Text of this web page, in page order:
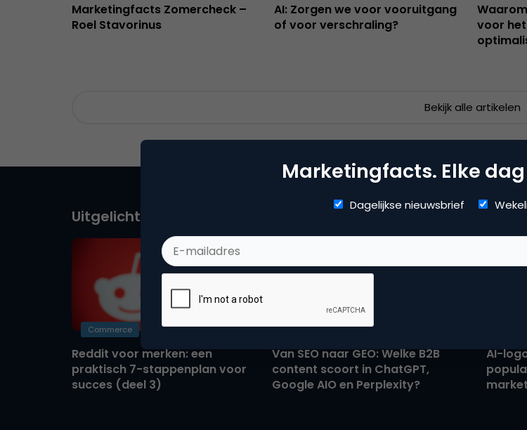
Marketingfacts Zomercheck –
Roel Stavorinus
AI: Zorgen we voor vooruitgang
of voor verschraling?
voor
Bekijk alle artikelen
Uitgelicht door redactie
Commerce
Reddit voor merken: een
praktisch 7-stappenplan voor
succes (deel 3)
B2B Marketing
Van SEO naar GEO: Welke B2B
content scoort in ChatGPT,
Google AIO en Perplexity?
Van
AI-
Marketingfacts. Elke dag
Dagelijkse nieuwsbrief